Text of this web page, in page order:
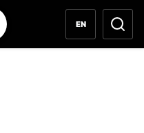
EN